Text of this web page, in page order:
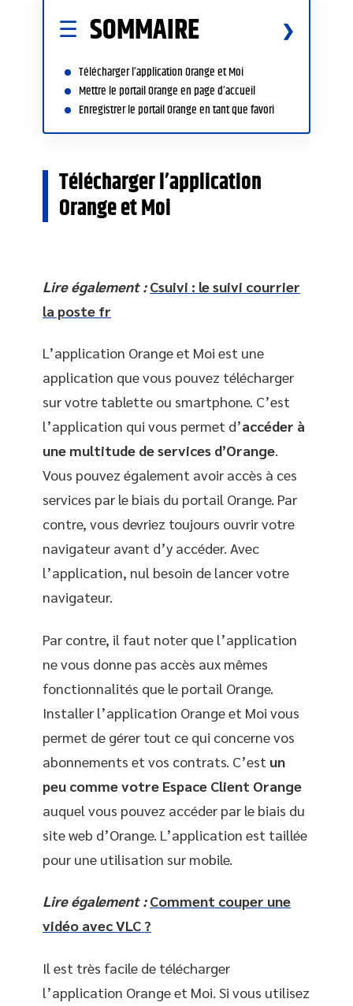
SOMMAIRE
Télécharger l’application Orange et Moi
Mettre le portail Orange en page d’accueil
Enregistrer le portail Orange en tant que favori
Télécharger l’application
Orange et Moi
Lire également : Csuivi : le suivi courrier
la poste fr
L’application Orange et Moi est une
application que vous pouvez télécharger
sur votre tablette ou smartphone. C’est
l’application qui vous permet d’accéder à
une multitude de services d’Orange.
Vous pouvez également avoir accès à ces
services par le biais du portail Orange. Par
contre, vous devriez toujours ouvrir votre
navigateur avant d’y accéder. Avec
l’application, nul besoin de lancer votre
navigateur.
Par contre, il faut noter que l’application
ne vous donne pas accès aux mêmes
fonctionnalités que le portail Orange.
Installer l’application Orange et Moi vous
permet de gérer tout ce qui concerne vos
abonnements et vos contrats. C’est un
peu comme votre Espace Client Orange
auquel vous pouvez accéder par le biais du
site web d’Orange. L’application est taillée
pour une utilisation sur mobile.
Lire également : Comment couper une
vidéo avec VLC ?
Il est très facile de télécharger
l’application Orange et Moi. Si vous utilisez